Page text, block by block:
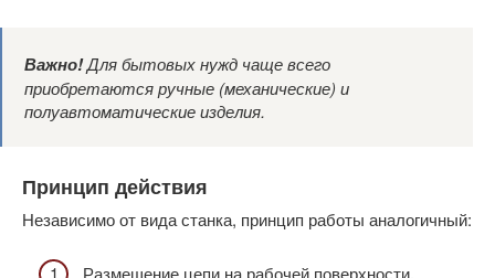
Важно!Для бытовых нужд чаще всего
приобретаются ручные (механические) и
полуавтоматические изделия.
Принцип действия
Независимо от вида станка, принцип работы аналогичный:
Размещение цепи на рабочей поверхности.